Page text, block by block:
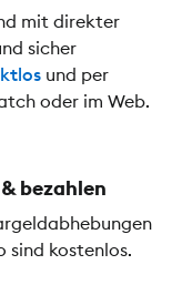
mit direkter
sicher
und per
oder im Web.
bezahlen
sind kostenlos.